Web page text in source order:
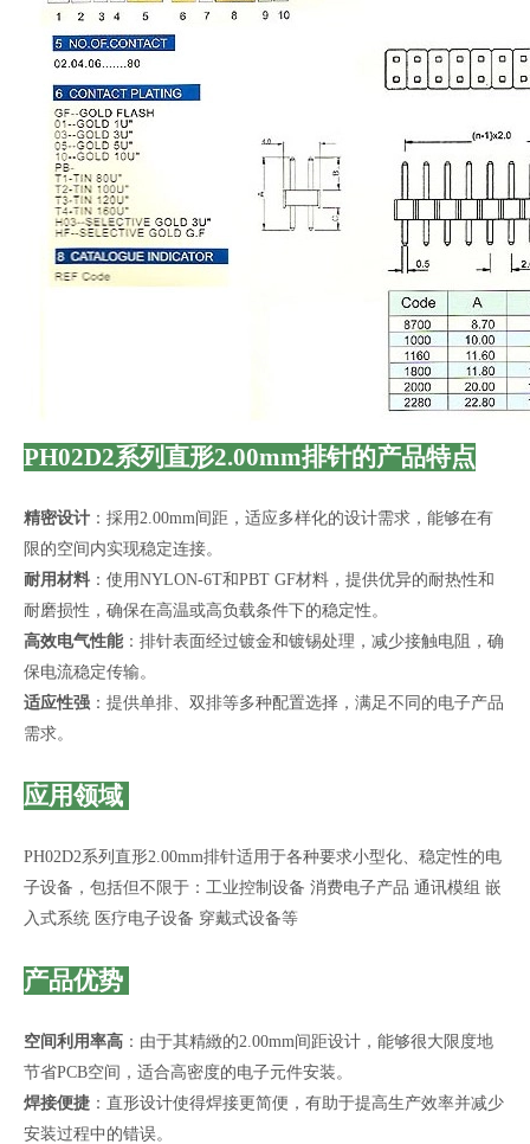
PH02D2系列直形2.00mm排针的产品特点
精密设计 ：採用2.00mm间距，适应多样化的设计需求，能够在有
限的空间内实现稳定连接。
耐用材料 ：使用NYLON-6T和PBT GF材料，提供优异的耐热性和
耐磨损性，确保在高温或高负载条件下的稳定性。
高效电气性能：排针表面经过镀金和镀锡处理，减少接触电阻，确
保电流稳定传输。
适应性强 ：提供单排、双排等多种配置选择，满足不同的电子产品
需求。
应用领域
PH02D2系列直形2.00mm排针适用于各种要求小型化、稳定性的电
子设备，包括但不限于：工业控制设备 消费电子产品 通讯模组 嵌
入式系统 医疗电子设备 穿戴式设备等
产品优势
空间利用率高 ：由于其精緻的2.00mm间距设计，能够很大限度地
节省PCB空间，适合高密度的电子元件安装。
焊接便捷 ：直形设计使得焊接更简便，有助于提高生产效率并减少
安装过程中的错误。